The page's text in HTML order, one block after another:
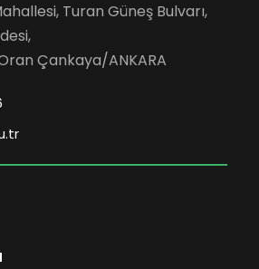
Turan Güneş Bulvarı,
Çankaya/ANKARA